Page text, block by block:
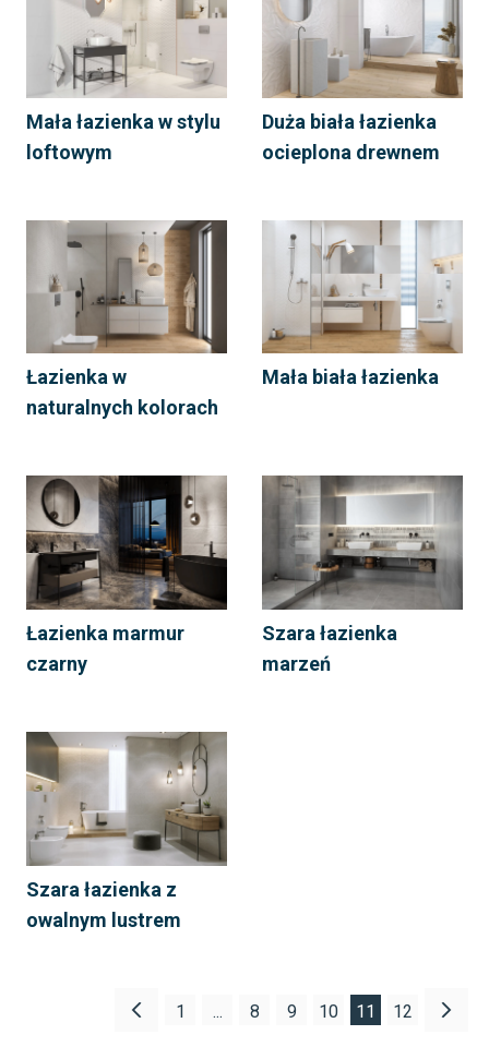
Mała łazienka w stylu
loftowym
Duża biała łazienka
ocieplona drewnem
Łazienka w
naturalnych kolorach
Mała biała łazienka
Łazienka marmur
czarny
Szara łazienka
marzeń
Szara łazienka z
owalnym lustrem
1 ... 8 9 10 11 12